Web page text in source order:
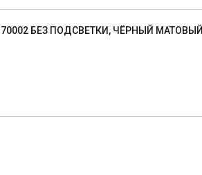
БЕЗ ПОДСВЕТКИ, ЧЁРНЫЙ МАТОВЫЙ